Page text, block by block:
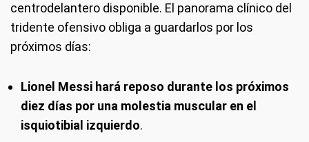
centrodelantero disponible. El panorama clínico del
tridente ofensivo obliga a guardarlos por los
próximos días:
Lionel Messi hará reposo durante los próximos
diez días por una molestia muscular en el
isquiotibial izquierdo.